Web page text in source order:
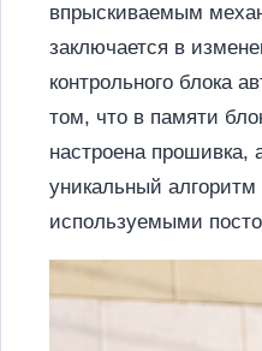
впрыскиваемым
заключается в
контрольного блока
том, что в памяти
настроена прошивка,
уникальный
используемыми